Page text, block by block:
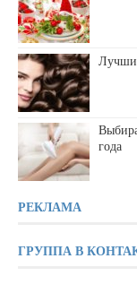
года
РЕКЛАМА
ГРУППА В